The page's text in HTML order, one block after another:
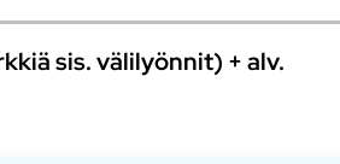
sis. välilyönnit) + alv.